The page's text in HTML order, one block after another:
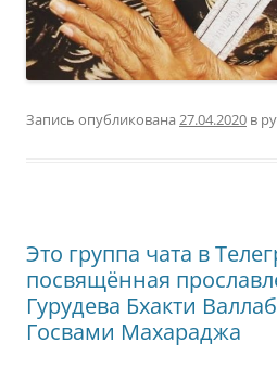
Запись опубликована 27.04.2020 в
Это группа чата в
посвящённая
Гурудева Бхакти
Госвами Махараджа